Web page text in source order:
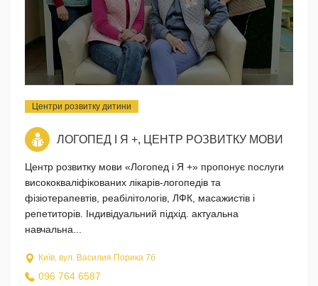
Центри розвитку дитини
ЛОГОПЕД I Я +, ЦЕНТР РОЗВИТКУ МОВИ
Центр розвитку мови «Логопед i Я +» пропонує послуги
висококваліфікованих лікарів-логопедів та
фізіотерапевтів, реабілітологів, ЛФК, масажистів і
репетиторів. Індивідуальний підхід. актуальна
навчальна...
Київ, вул. Василия Порика 7б
096 764 6587